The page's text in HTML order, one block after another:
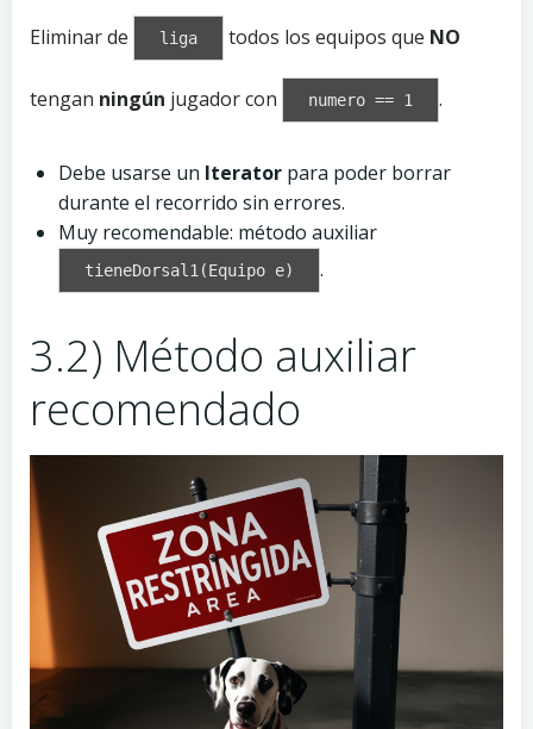
Eliminar de liga todos los equipos que NO
tengan ningún jugador con numero == 1 .
Debe usarse un Iterator para poder borrar
durante el recorrido sin errores.
Muy recomendable: método auxiliar
tieneDorsal1(Equipo e) .
3.2) Método auxiliar
recomendado